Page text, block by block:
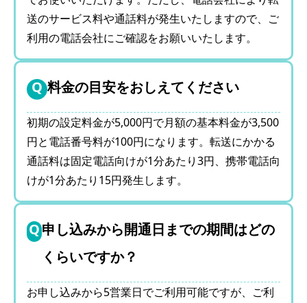
送のサービス料や通話料が発生いたしますので、ご
利用の電話会社にご確認をお願いいたします。
料金の目安をおしえてください
初期の設定料金が5,000円で月額の基本料金が3,500
円と電話番号料が100円になります。転送にかかる
通話料は固定電話向けが1分あたり3円、携帯電話向
けが1分あたり15円発生します。
申し込みから開通日までの期間はどの
くらいですか？
お申し込みから5営業日でご利用可能ですが、ご利